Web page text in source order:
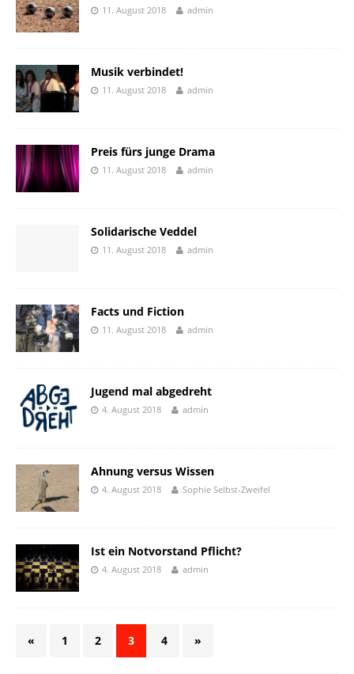
11. August 2018 admin
Musik verbindet!
11. August 2018 admin
Preis fürs junge Drama
11. August 2018 admin
Solidarische Veddel
11. August 2018 admin
Facts und Fiction
11. August 2018 admin
Jugend mal abgedreht
4. August 2018 admin
Ahnung versus Wissen
4. August 2018 Sophie Selbst-Zweifel
Ist ein Notvorstand Pflicht?
4. August 2018 admin
« 1 2 3 4 »